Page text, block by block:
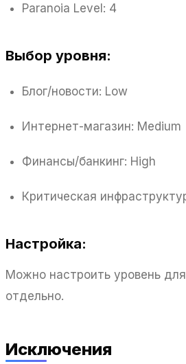
Paranoia Level: 4
Выбор уровня:
Блог/новости: Low
Интернет-магазин: Medium
Финансы/банкинг: High
Критическая
Настройка:
Можно настроить уровень
отдельно.
Исключения